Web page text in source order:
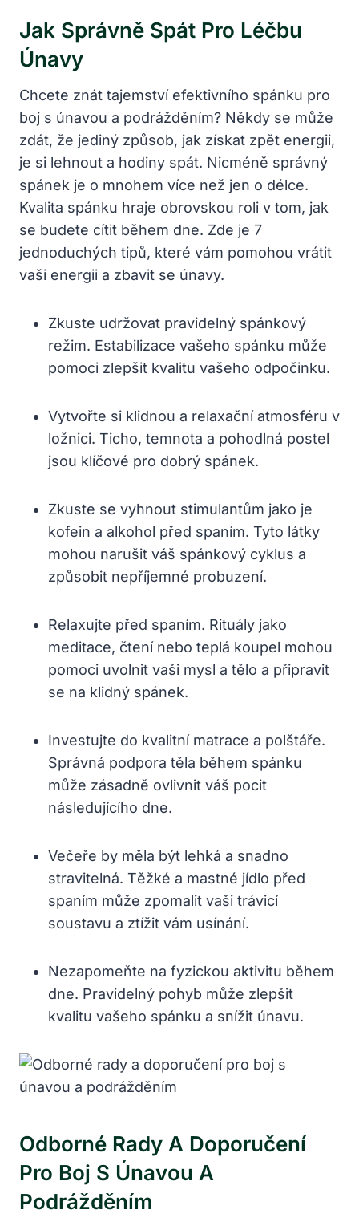
Jak Správně Spát Pro Léčbu
Únavy
Chcete znát tajemství efektivního spánku pro
boj s únavou a podrážděním? Někdy se může
zdát, že jediný způsob, jak získat zpět energii,
je si lehnout a hodiny spát. Nicméně správný
spánek je o mnohem více než jen o délce.
Kvalita spánku hraje obrovskou roli v tom, jak
se budete cítit během dne. Zde je 7
jednoduchých tipů, které vám pomohou vrátit
vaši energii a zbavit se únavy.
Zkuste udržovat pravidelný spánkový
režim. Estabilizace vašeho spánku může
pomoci zlepšit kvalitu vašeho odpočinku.
Vytvořte si klidnou a relaxační atmosféru v
ložnici. Ticho, temnota a pohodlná postel
jsou klíčové pro dobrý spánek.
Zkuste se vyhnout stimulantům jako je
kofein a alkohol před spaním. Tyto látky
mohou narušit váš spánkový cyklus a
způsobit nepříjemné probuzení.
Relaxujte před spaním. Rituály jako
meditace, čtení nebo teplá koupel mohou
pomoci uvolnit vaši mysl a tělo a připravit
se na klidný spánek.
Investujte do kvalitní matrace a polštáře.
Správná podpora těla během spánku
může zásadně ovlivnit váš pocit
následujícího dne.
Večeře by měla být lehká a snadno
stravitelná. Těžké a mastné jídlo před
spaním může zpomalit vaši trávicí
soustavu a ztížit vám usínání.
Nezapomeňte na fyzickou aktivitu během
dne. Pravidelný pohyb může zlepšit
kvalitu vašeho spánku a snížit únavu.
Odborné Rady A Doporučení
Pro Boj S Únavou A
Podrážděním